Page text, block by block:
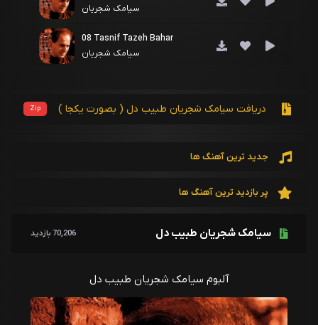
سیامک شجریان طبیب دل 70,206 بازدید
آلبوم سیامک شجریان طبیب دل
سیامک شجریان
08 Tasnif Tazeh Bahar
سیامک شجریان
دریافت سیامک شجریان طبیب دل ( بصورت یکجا ) Zip
جدید ترین آهنگ ها
پر بازدید ترین آهنگ ها